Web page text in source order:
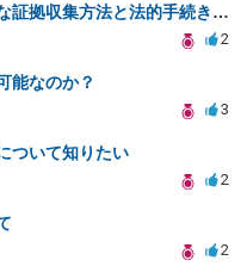
不貞行為に対する離婚に有利な証拠収集方法と法的手続きについて
2
能なのか？
3
ついて知りたい
2
2